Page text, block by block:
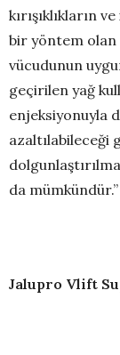
kırışıklıkların
bir yöntem olan
vücudunun
geçirilen yağ
enjeksiyonuyla
azaltılabileceği
da mümkündür.”
Jalupro Vlift